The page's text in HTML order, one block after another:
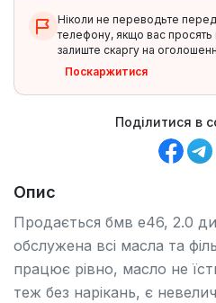
Ніколи не переводьте
телефону, якщо вас
залиште скаргу на
Поскаржитися
Поділитися в
Опис
Продається бмв е46, 2.0
обслужена всі масла та
працює рівно, масло не
теж без нарікань, є